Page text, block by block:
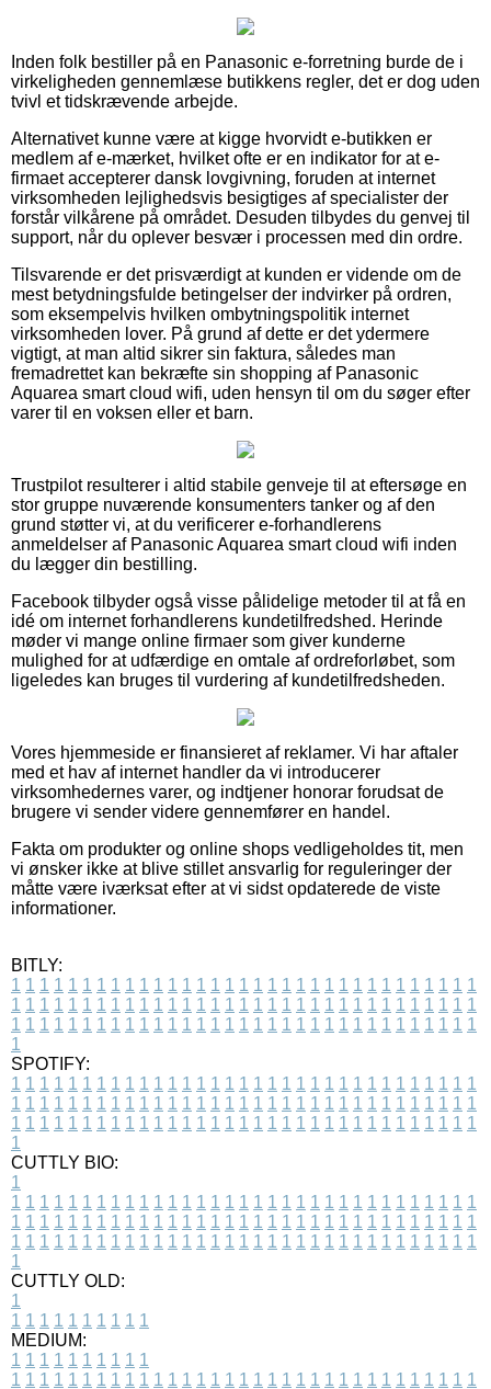
Inden folk bestiller på en Panasonic e-forretning burde de i
virkeligheden gennemlæse butikkens regler, det er dog uden
tvivl et tidskrævende arbejde.
Alternativet kunne være at kigge hvorvidt e-butikken er
medlem af e-mærket, hvilket ofte er en indikator for at e-
firmaet accepterer dansk lovgivning, foruden at internet
virksomheden lejlighedsvis besigtiges af specialister der
forstår vilkårene på området. Desuden tilbydes du genvej til
support, når du oplever besvær i processen med din ordre.
Tilsvarende er det prisværdigt at kunden er vidende om de
mest betydningsfulde betingelser der indvirker på ordren,
som eksempelvis hvilken ombytningspolitik internet
virksomheden lover. På grund af dette er det ydermere
vigtigt, at man altid sikrer sin faktura, således man
fremadrettet kan bekræfte sin shopping af Panasonic
Aquarea smart cloud wifi, uden hensyn til om du søger efter
varer til en voksen eller et barn.
Trustpilot resulterer i altid stabile genveje til at eftersøge en
stor gruppe nuværende konsumenters tanker og af den
grund støtter vi, at du verificerer e-forhandlerens
anmeldelser af Panasonic Aquarea smart cloud wifi inden
du lægger din bestilling.
Facebook tilbyder også visse pålidelige metoder til at få en
idé om internet forhandlerens kundetilfredshed. Herinde
møder vi mange online firmaer som giver kunderne
mulighed for at udfærdige en omtale af ordreforløbet, som
ligeledes kan bruges til vurdering af kundetilfredsheden.
Vores hjemmeside er finansieret af reklamer. Vi har aftaler
med et hav af internet handler da vi introducerer
virksomhedernes varer, og indtjener honorar forudsat de
brugere vi sender videre gennemfører en handel.
Fakta om produkter og online shops vedligeholdes tit, men
vi ønsker ikke at blive stillet ansvarlig for reguleringer der
måtte være iværksat efter at vi sidst opdaterede de viste
informationer.
BITLY:
1 1 1 1 1 1 1 1 1 1 1 1 1 1 1 1 1 1 1 1 1 1 1 1 1 1 1 1 1 1 1 1 1
1 1 1 1 1 1 1 1 1 1 1 1 1 1 1 1 1 1 1 1 1 1 1 1 1 1 1 1 1 1 1 1 1
1 1 1 1 1 1 1 1 1 1 1 1 1 1 1 1 1 1 1 1 1 1 1 1 1 1 1 1 1 1 1 1 1
1
SPOTIFY:
1 1 1 1 1 1 1 1 1 1 1 1 1 1 1 1 1 1 1 1 1 1 1 1 1 1 1 1 1 1 1 1 1
1 1 1 1 1 1 1 1 1 1 1 1 1 1 1 1 1 1 1 1 1 1 1 1 1 1 1 1 1 1 1 1 1
1 1 1 1 1 1 1 1 1 1 1 1 1 1 1 1 1 1 1 1 1 1 1 1 1 1 1 1 1 1 1 1 1
1
CUTTLY BIO:
1
1 1 1 1 1 1 1 1 1 1 1 1 1 1 1 1 1 1 1 1 1 1 1 1 1 1 1 1 1 1 1 1 1
1 1 1 1 1 1 1 1 1 1 1 1 1 1 1 1 1 1 1 1 1 1 1 1 1 1 1 1 1 1 1 1 1
1 1 1 1 1 1 1 1 1 1 1 1 1 1 1 1 1 1 1 1 1 1 1 1 1 1 1 1 1 1 1 1 1
1
CUTTLY OLD:
1
1 1 1 1 1 1 1 1 1 1
MEDIUM:
1 1 1 1 1 1 1 1 1 1
1 1 1 1 1 1 1 1 1 1 1 1 1 1 1 1 1 1 1 1 1 1 1 1 1 1 1 1 1 1 1 1 1